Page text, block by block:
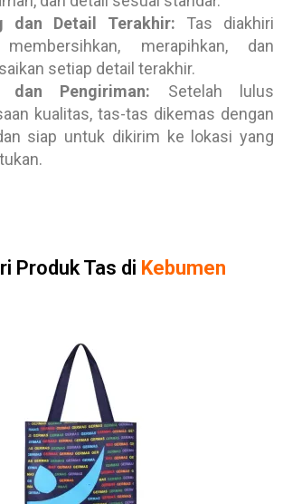
dan Detail Terakhir: Tas diakhiri
merapihkan, dan
setiap detail terakhir.
dan Pengiriman: Setelah lulus
kualitas, tas-tas dikemas dengan
siap untuk dikirim ke lokasi yang
Produk Tas di Kebumen